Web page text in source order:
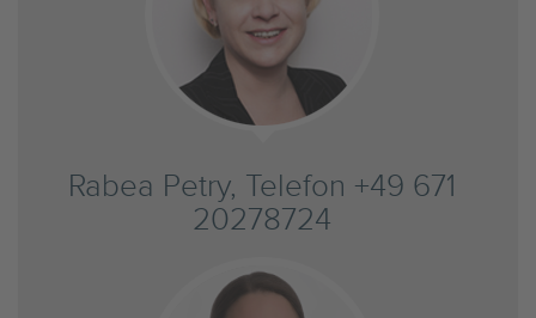
Rabea Petry, Telefon +49 671
20278724